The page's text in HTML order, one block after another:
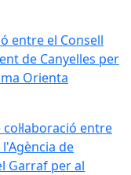
entre el Consell
de Canyelles per
Orienta
entre
de
Garraf per al